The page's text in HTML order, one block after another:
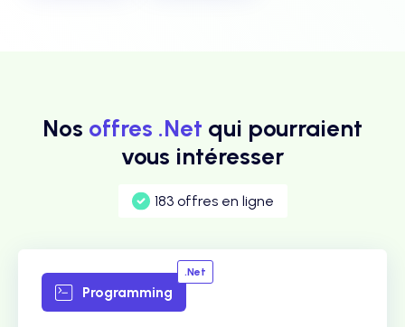
Nos offres .Net qui pourraient
vous intéresser
183 offres en ligne
Programming
.Net